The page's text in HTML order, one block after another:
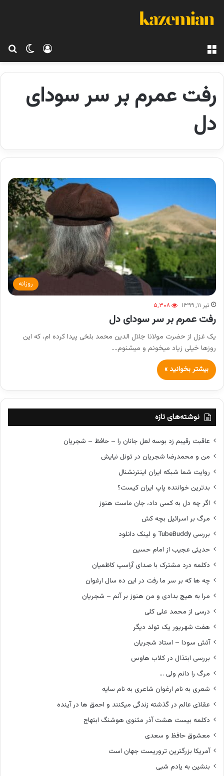
تغییر ورود
رفت عمرم بر سر سودای
دل
روزانه
تیر ۱۱, ۱۳۹۹ ۵,۳۰۸
رفت عمرم بر سر سودای دل
یک غزل از حضرت مولانا جلال الدین محمد بلخی پیدا کرده ام، که این
روزها خیلی زیاد میخونم و میشنوم.…
بیشتر بخوانید »
نوشته‌های تازه
عاقبت رقیبم زد بوسه لعل جانان را – حافظ – شجریان
من و محمدرضا شجریان در تونل نیایش
روایت شما شبکه ایران اینترنشنال
بدترین خواننده پاپ ایران کیست؟
اگر چه دل به کسی داد، جان ماست هنوز
مرگ بر اسرائیل بچه کش
بررسی TubeBuddy و لینک دانلود
حدیثی عجیب از امام حسین
دکلمه درد مشترک با صدای آراسپ کاظمیان
چه ها که بر سر ما رفت در این ده سال ارغوان
مرا به هیچ بدادی و من هنوز بر آنم – شجریان
درسی از محمد علی کلی
هفت شهریور یک تولد دیگر
آتش سودا – استاد شجریان
بررسی ابتذال در کلاب هاوس
مرگ را دانم ولی …
شعری به نام ارغوان شاعری به نام سایه
عقلای عالم در گذشته زندگی میکنند و احمق ها در آینده
دکلمه بیست هشت آذر مثنوی هوشنگ ابتهاج
معشوق حافظ و سعدی
آمریکا بزرگترین تروریست جهان است
بنشین به یادم شبی